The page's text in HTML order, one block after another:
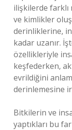
ilişkilerde farklı
ve kimlikler
derinliklerine,
kadar uzanır.
özellikleriyle
keşfederken,
evrildiğini
derinlemesine
Bitkilerin ve
yaptıkları bu